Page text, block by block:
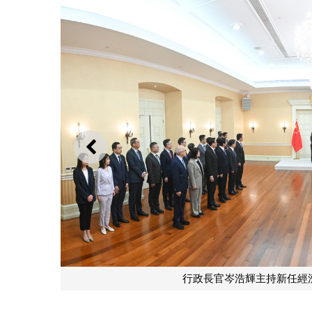
上一則
行政長官岑浩輝主持新任經濟財政司司長吳惠嫻的宣誓就職儀式